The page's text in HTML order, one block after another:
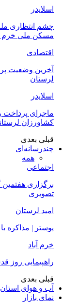
اسلایدر
مسکن ملی خرم
اقتصادی
آخرین وضعیت
لرستان
اسلایدر
کشاورزان
قبلی بعدی
چندرسانه‌ای
همه
اجتماعی
برگزاری
تصویری
امید لرستان
پوستر | مذاکره
خرم آباد
راهپیمایی روز
قبلی بعدی
آب و هوای
نمای بازار